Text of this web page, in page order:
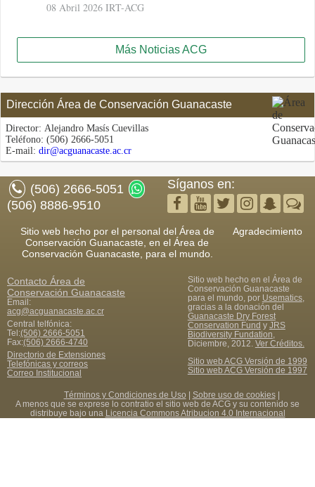
08 Abril 2026 IRT-ACG
Más Noticias ACG
Dirección Área de Conservación Guanacaste
Director: Alejandro Masís Cuevillas
Teléfono: (506) 2666-5051
E-mail: dir@acguanacaste.ac.cr
(506) 2666-5051
(506) 8886-9510
Síganos en:
Sitio web hecho por el personal del Área de
Conservación Guanacaste, en el Área de
Conservación Guanacaste, para el mundo.
Agradecimiento
Contacto Área de
Conservación Guanacaste
Email:
acg@acguanacaste.ac.cr
Central telfónica:
Tel:(506) 2666-5051
Fax:(506) 2666-4740
Directorio de Extensiones
Telefónicas y correos
Correo Institucional
Sitio web hecho en el Área de
Conservación Guanacaste
para el mundo, por Usematics,
gracias a la donación del
Guanacaste Dry Forest
Conservation Fund y JRS
Biodiversity Fundation
Diciembre, 2012. Ver Créditos.
Sitio web ACG Versión de 1999
Sitio web ACG Versión de 1997
Términos y Condiciones de Uso | Sobre uso de cookies|
A menos que se exprese lo contratio el sitio web de ACG y su contenido se
distribuye bajo una Licencia Commons Atribucion 4.0 Internacional